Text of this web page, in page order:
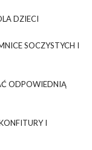
DZIECI
SOCZYSTYCH I
ODPOWIEDNIĄ
I